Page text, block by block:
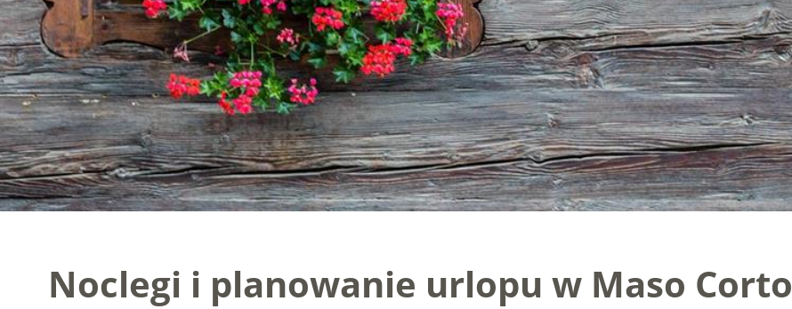
Noclegi i planowanie urlopu w Maso Corto